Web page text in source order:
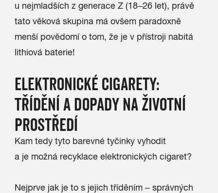
u nejmladších z generace Z (18–26 let), právě
tato věková skupina má ovšem paradoxně
menší povědomí o tom, že je v přístroji nabitá
lithiová baterie!
ELEKTRONICKÉ CIGARETY:
TŘÍDĚNÍ A DOPADY NA ŽIVOTNÍ
PROSTŘEDÍ
Kam tedy tyto barevné tyčinky vyhodit
a je možná recyklace elektronických cigaret?
Nejprve jak je to s jejich tříděním – správných